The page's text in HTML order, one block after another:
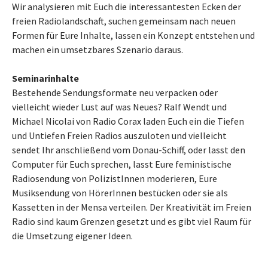
Wir analysieren mit Euch die interessantesten Ecken der
freien Radiolandschaft, suchen gemeinsam nach neuen
Formen für Eure Inhalte, lassen ein Konzept entstehen und
machen ein umsetzbares Szenario daraus.
Seminarinhalte
Bestehende Sendungsformate neu verpacken oder
vielleicht wieder Lust auf was Neues? Ralf Wendt und
Michael Nicolai von Radio Corax laden Euch ein die Tiefen
und Untiefen Freien Radios auszuloten und vielleicht
sendet Ihr anschließend vom Donau-Schiff, oder lasst den
Computer für Euch sprechen, lasst Eure feministische
Radiosendung von PolizistInnen moderieren, Eure
Musiksendung von HörerInnen bestücken oder sie als
Kassetten in der Mensa verteilen. Der Kreativität im Freien
Radio sind kaum Grenzen gesetzt und es gibt viel Raum für
die Umsetzung eigener Ideen.